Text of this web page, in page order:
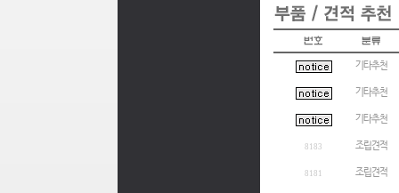
기타추천
기타추천
기타추천
8183 조립견적
8181 조립견적